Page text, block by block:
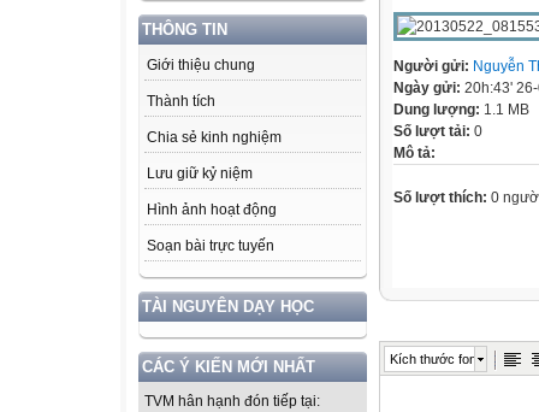
THÔNG TIN
Giới thiệu chung
Thành tích
Chia sẻ kinh nghiệm
Lưu giữ kỷ niệm
Hình ảnh hoạt động
Soạn bài trực tuyến
TÀI NGUYÊN DẠY HỌC
CÁC Ý KIẾN MỚI NHẤT
TVM hân hạnh đón tiếp tại:
Người gửi: Nguyễn
Ngày gửi: 20h:43'
Dung lượng: 1.1 MB
Số lượt tải: 0
Mô tả:
Số lượt thích: 0
Kích thước font